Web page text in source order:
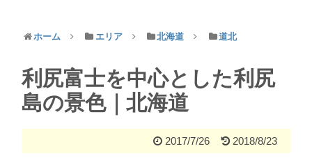
ホーム エリア 北海道 道北
利尻富士を中心とした利尻
島の景色｜北海道
2017/7/26 2018/8/23